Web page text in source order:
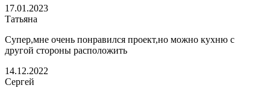
17.01.2023
Татьяна
Супер,мне очень понравился проект,но можно кухню с
другой стороны расположить
14.12.2022
Сергей